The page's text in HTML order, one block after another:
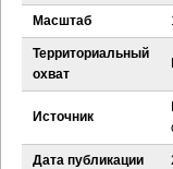
д
ь
Масштаб
Территориальный
охват
Источник
Дата публикации